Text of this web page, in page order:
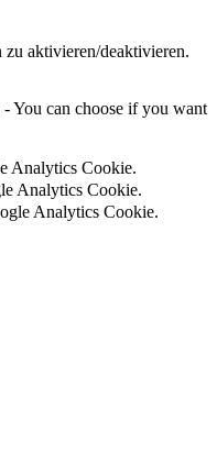
aktivieren/deaktivieren.
You can choose if you want
Analytics Cookie.
Analytics Cookie.
Analytics Cookie.